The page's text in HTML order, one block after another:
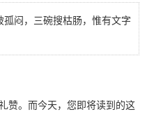
孤闷，三碗搜枯肠，惟有文字
赞。而今天，您即将读到的这